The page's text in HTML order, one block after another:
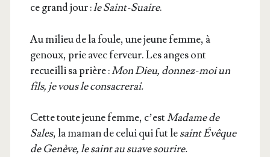
ce grand jour :le Saint-Suaire.
Au milieu de la foule, une jeune femme, à
genoux, prie avec fer­veur. Les anges ont
recueilli sa prière :Mon Dieu, don­nez-moi un
fils, je vous le consa­cre­rai.
Cette toute jeune femme, c’estMadame de
Sales, la maman de celui qui fut lesaint Évêque
de Genève, le saint au suave sou­rire.